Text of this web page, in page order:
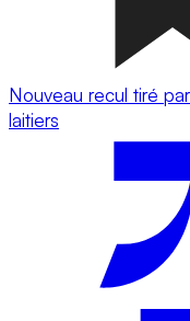
Nouveau recul tiré
laitiers